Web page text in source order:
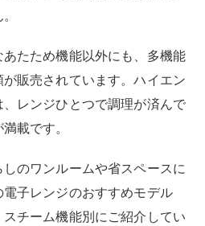
たため機能以外にも、多機能
販売されています。ハイエン
、レンジひとつで調理が済んで
載です。
のワンルームや省スペースに
子レンジのおすすめモデル
チーム機能別にご紹介してい